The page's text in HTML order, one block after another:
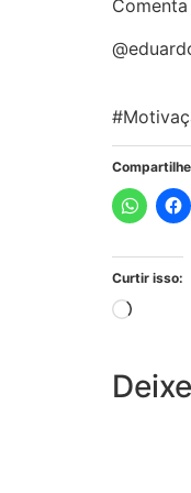
Comenta
Curtir isso: